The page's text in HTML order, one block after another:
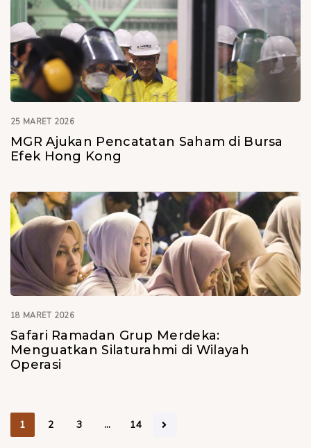
25 MARET 2026
MGR Ajukan Pencatatan Saham di Bursa
Efek Hong Kong
18 MARET 2026
Safari Ramadan Grup Merdeka:
Menguatkan Silaturahmi di Wilayah
Operasi
1 2 3 … 14